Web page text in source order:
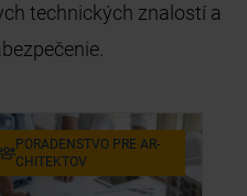
technických znalostí a
PO­RA­DEN­STVO PRE AR­
CHI­TEK­TOV